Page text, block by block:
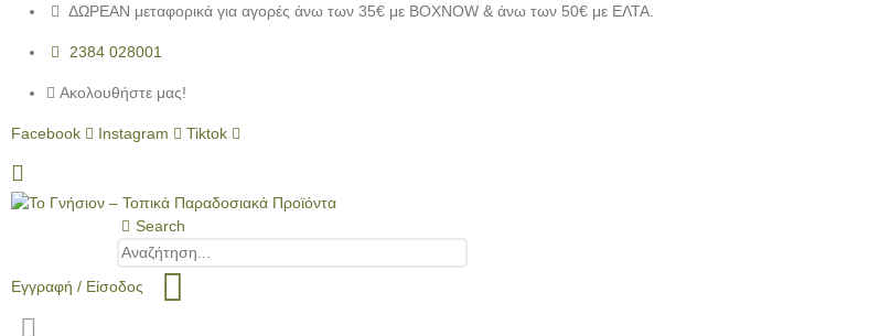
ΔΩΡΕΑΝ μεταφορικά για αγορές άνω των 35€ με BOXNOW & άνω των 50€ με ΕΛΤΑ.
2384 028001
Ακολουθήστε μας!
Facebook Instagram Tiktok
Search
Εγγραφή / Είσοδος